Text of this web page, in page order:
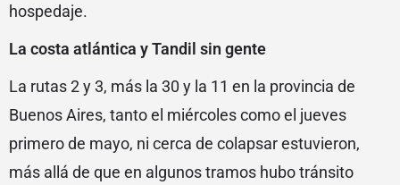
hospedaje.
La costa atlántica y Tandil sin gente
La rutas 2 y 3, más la 30 y la 11 en la provincia de
Buenos Aires, tanto el miércoles como el jueves
primero de mayo, ni cerca de colapsar estuvieron,
más allá de que en algunos tramos hubo tránsito